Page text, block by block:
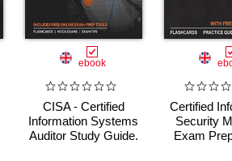
ebook
CISA - Certified
Information Systems
Auditor Study Guide.
Certified
Security
Exam